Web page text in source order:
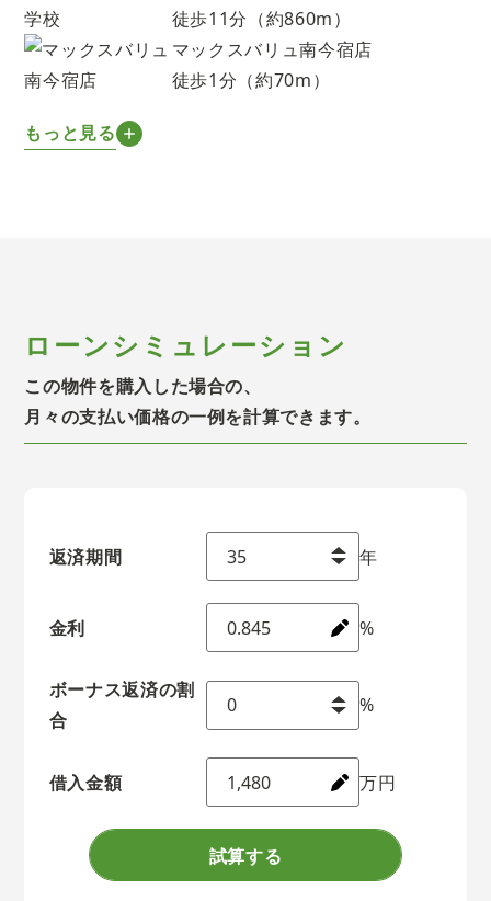
徒歩11分（約860m）
マックスバリュ南今宿店
徒歩1分（約70m）
もっと見る
ローンシミュレーション
この物件を購入した場合の、
月々の支払い価格の一例を計算できます。
返済期間 年
金利 %
ボーナス返済の割
合
%
借入金額 万円
試算する